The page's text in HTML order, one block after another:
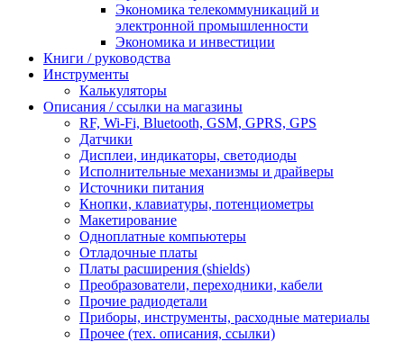
Экономика телекоммуникаций и
электронной промышленности
Экономика и инвестиции
Книги / руководства
Инструменты
Калькуляторы
Описания / ссылки на магазины
RF, Wi-Fi, Bluetooth, GSM, GPRS, GPS
Датчики
Дисплеи, индикаторы, светодиоды
Исполнительные механизмы и драйверы
Источники питания
Кнопки, клавиатуры, потенциометры
Макетирование
Одноплатные компьютеры
Отладочные платы
Платы расширения (shields)
Преобразователи, переходники, кабели
Прочие радиодетали
Приборы, инструменты, расходные материалы
Прочее (тех. описания, ссылки)